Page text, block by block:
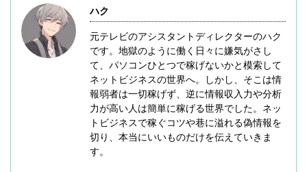
ハク
元テレビのアシスタントディレクターのハク
です。地獄のように働く日々に嫌気がさし
て、パソコンひとつで稼げないかと模索して
ネットビジネスの世界へ。しかし、そこは情
報弱者は一切稼げず、逆に情報収入力や分析
力が高い人は簡単に稼げる世界でした。ネッ
トビジネスで稼ぐコツや巷に溢れる偽情報を
切り、本当にいいものだけを伝えていきま
す。